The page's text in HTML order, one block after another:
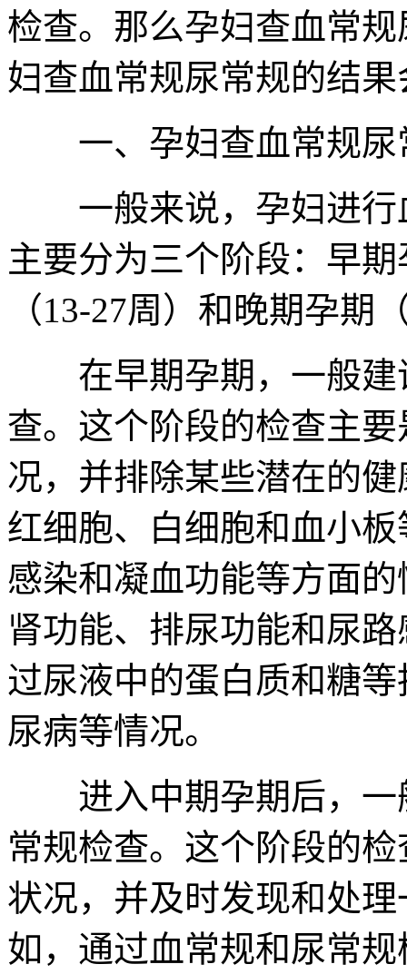
检查。那么孕妇查血常
妇查血常规尿常规的结
一、孕妇查血常规尿
一般来说，孕妇进行
主要分为三个阶段：早
（13-27周）和晚期孕期
在早期孕期，一般建
查。这个阶段的检查主
况，并排除某些潜在的
红细胞、白细胞和血小
感染和凝血功能等方面
肾功能、排尿功能和尿
过尿液中的蛋白质和糖
尿病等情况。
进入中期孕期后，一
常规检查。这个阶段的
状况，并及时发现和处
如，通过血常规和尿常